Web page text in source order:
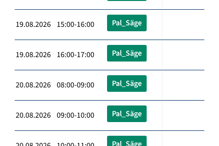
19.08.2026 15:00-16:00 Pal_Säge
19.08.2026 16:00-17:00 Pal_Säge
20.08.2026 08:00-09:00 Pal_Säge
20.08.2026 09:00-10:00 Pal_Säge